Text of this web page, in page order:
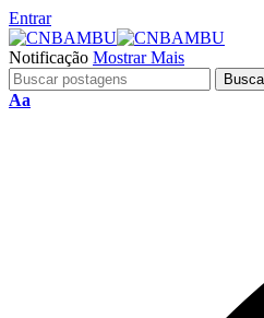
Entrar
Notificação Mostrar Mais
Aa